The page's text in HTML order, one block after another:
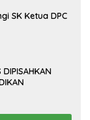
SK Ketua DPC
DIPISAHKAN